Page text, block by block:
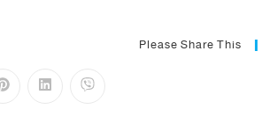
Please Share This